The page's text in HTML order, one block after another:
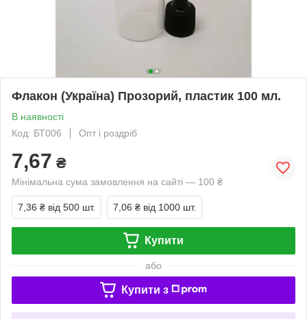
Флакон (Україна) Прозорий, пластик 100 мл.
В наявності
Код: БТ006
Опт і роздріб
7,67 ₴
Мінімальна сума замовлення на сайті — 100 ₴
7,36 ₴ від 500 шт. 7,06 ₴ від 1000 шт.
Купити
або
Купити з